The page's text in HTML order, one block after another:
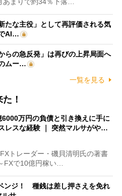
たな主役」として再評価される気
AI…
らの急反発」は再びの上昇局面へ
ムー…
一覧を見る
！
6000万円の負債と引き換えに手に
レスな経験 ｜ 突然マルサがや…
トレーダー・磯貝清明氏の著書
FXで10億円稼い…
ンジ！ 種銭は差し押さえを免れ